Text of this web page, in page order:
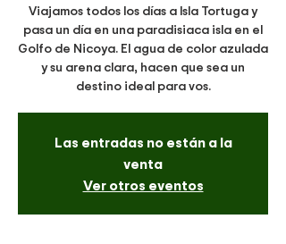
Viajamos todos los días a Isla Tortuga y
pasa un día en una paradisiaca isla en el
Golfo de Nicoya. El agua de color azulada
y su arena clara, hacen que sea un
destino ideal para vos.
Las entradas no están a la
venta
Ver otros eventos